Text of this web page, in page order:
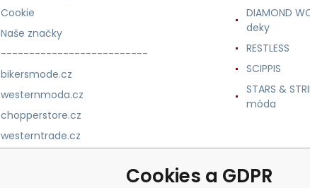
Cookie
Naše značky
--------------------------
bikersmode.cz
westernmoda.cz
chopperstore.cz
westerntrade.cz
DIAMOND
deky
RESTLESS
SCIPPIS
STARS &
móda
Cookies a GDPR